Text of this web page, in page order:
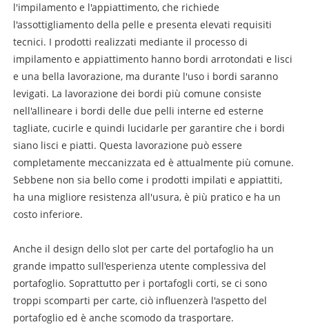
l'impilamento e l'appiattimento, che richiede
l'assottigliamento della pelle e presenta elevati requisiti
tecnici. I prodotti realizzati mediante il processo di
impilamento e appiattimento hanno bordi arrotondati e lisci
e una bella lavorazione, ma durante l'uso i bordi saranno
levigati. La lavorazione dei bordi più comune consiste
nell'allineare i bordi delle due pelli interne ed esterne
tagliate, cucirle e quindi lucidarle per garantire che i bordi
siano lisci e piatti. Questa lavorazione può essere
completamente meccanizzata ed è attualmente più comune.
Sebbene non sia bello come i prodotti impilati e appiattiti,
ha una migliore resistenza all'usura, è più pratico e ha un
costo inferiore.
Anche il design dello slot per carte del portafoglio ha un
grande impatto sull'esperienza utente complessiva del
portafoglio. Soprattutto per i portafogli corti, se ci sono
troppi scomparti per carte, ciò influenzerà l'aspetto del
portafoglio ed è anche scomodo da trasportare.